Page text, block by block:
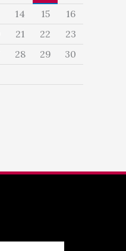
14 15
16
21 22
23
28 29
30